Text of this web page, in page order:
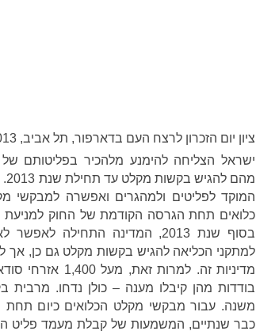
ציון יום הזכרון לרצח העם בדארפור, תל אביב, 25.4.2013
ישראל הצליחה להימנע מלהכיר בפליטותם
המוקד לפליטים ולמהגרים ואפשרה למבקשי
כלואים תחת הגרסה הקודמת של החוק למניעת
בסוף שנת 2013, המדינה התחילה
למתקני הכליאה להגיש בקשות מקלט גם כן, אך
מדיניות זה.
בודדות מהן קיבלו מענה – כולן נדחו. מרבית
משנה. עבור מבקשי מקלט הכלואים כיום תחת
כבר שנתיים, המשמעות של קבלת מעמד פליט